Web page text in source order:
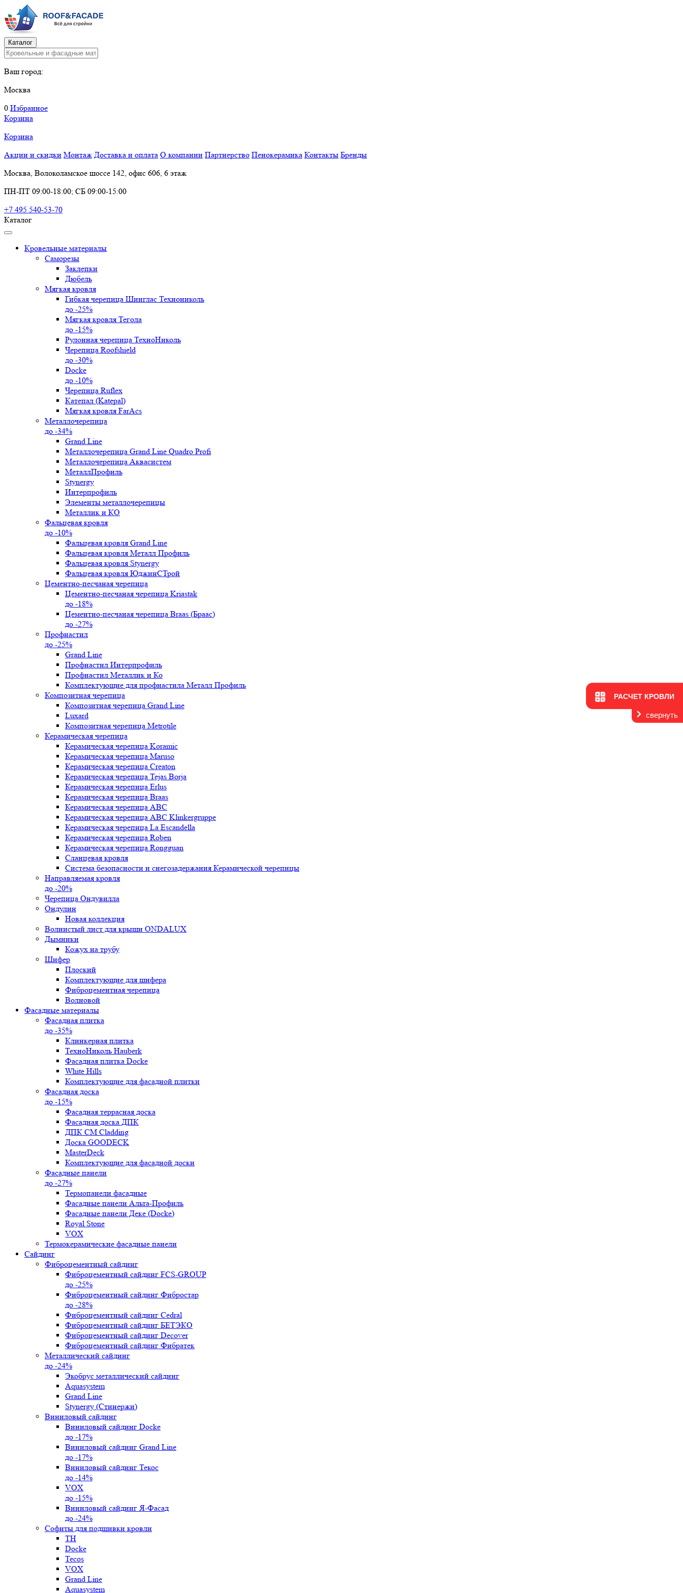
РАСЧЕТ КРОВЛИ
свернуть
Каталог
Ваш город:
Москва
0 Избранное
Корзина
Корзина
Акции и скидки Монтаж Доставка и оплата О компании Партнерство Пенокерамика Контакты Бренды
Москва, Волоколамское шоссе 142, офис 606, 6 этаж
ПН-ПТ 09:00-18:00; СБ 09:00-15:00
+7 495 540-53-70
Каталог
Кровельные материалы
Саморезы
Заклепки
Дюбель
Мягкая кровля
Гибкая черепица Шинглас Технониколь
до -25%
Мягкая кровля Тегола
до -15%
Рулонная черепица ТехноНиколь
Черепица Roofshield
до -30%
Docke
до -10%
Черепица Ruflex
Катепал (Katepal)
Мягкая кровля FarAcs
Металлочерепица
до -34%
Grand Line
Металлочерепица Grand Line Quadro Profi
Металлочерепица Аквасистем
МеталлПрофиль
Stynergy
Интерпрофиль
Элементы металлочерепицы
Металлик и КО
Фальцевая кровля
до -10%
Фальцевая кровля Grand Line
Фальцевая кровля Металл Профиль
Фальцевая кровля Stynergy
Фальцевая кровля ЮджинСТрой
Цементно-песчаная черепица
Цементно-песчаная черепица Kriastak
до -18%
Цементно-песчаная черепица Braas (Браас)
до -27%
Профнастил
до -25%
Grand Line
Профнастил Интерпрофиль
Профнастил Металлик и Ко
Комплектующие для профнастила Металл Профиль
Композитная черепица
Композитная черепица Grand Line
Luxard
Композитная черепица Metrotile
Керамическая черепица
Керамическая черепица Koramic
Керамическая черепица Maruso
Керамическая черепица Creaton
Керамическая черепица Tejas Borja
Керамическая черепица Erlus
Керамическая черепица Braas
Керамическая черепица ABC
Керамическая черепица ABC Klinkergruppe
Керамическая черепица La Escandella
Керамическая черепица Roben
Керамическая черепица Rongguan
Сланцевая кровля
Система безопасности и снегозадержания Керамической черепицы
Направляемая кровля
до -20%
Черепица Ондувилла
Ондулин
Новая коллекция
Волнистый лист для крыши ONDALUX
Дымники
Кожух на трубу
Шифер
Плоский
Комплектующие для шифера
Фиброцементная черепица
Волновой
Фасадные материалы
Фасадная плитка
до -35%
Клинкерная плитка
ТехноНиколь Hauberk
Фасадная плитка Docke
White Hills
Комплектующие для фасадной плитки
Фасадная доска
до -15%
Фасадная террасная доска
Фасадная доска ДПК
ДПК CM Cladding
Доска GOODECK
MasterDeck
Комплектующие для фасадной доски
Фасадные панели
до -27%
Термопанели фасадные
Фасадные панели Альта-Профиль
Фасадные панели Деке (Docke)
Royal Stone
VOX
Термокерамические фасадные панели
Сайдинг
Фиброцементный сайдинг
Фиброцементный сайдинг FCS-GROUP
до -25%
Фиброцементный сайдинг Фибростар
до -28%
Фиброцементный сайдинг Cedral
Фиброцементный сайдинг БЕТЭКО
Фиброцементный сайдинг Decover
Фиброцементный сайдинг Фибратек
Металлический сайдинг
до -24%
Экобрус металлический сайдинг
Aquasystem
Grand Line
Stynergy (Стинержи)
Виниловый сайдинг
Виниловый сайдинг Docke
до -17%
Виниловый сайдинг Grand Line
до -17%
Виниловый сайдинг Текос
до -14%
VOX
до -15%
Виниловый сайдинг Я-Фасад
до -24%
Софиты для подшивки кровли
ТН
Docke
Tecos
VOX
Grand Line
Aquasystem